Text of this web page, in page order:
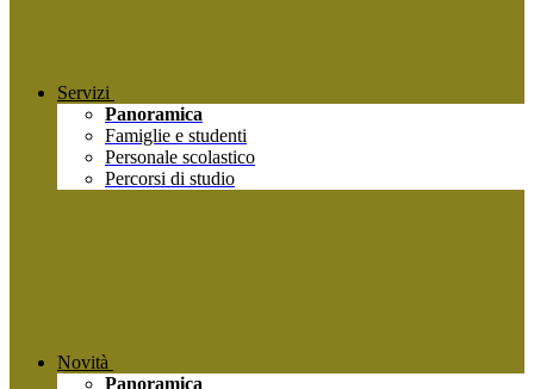
Servizi
Panoramica
Famiglie e studenti
Personale scolastico
Percorsi di studio
Novità
Panoramica